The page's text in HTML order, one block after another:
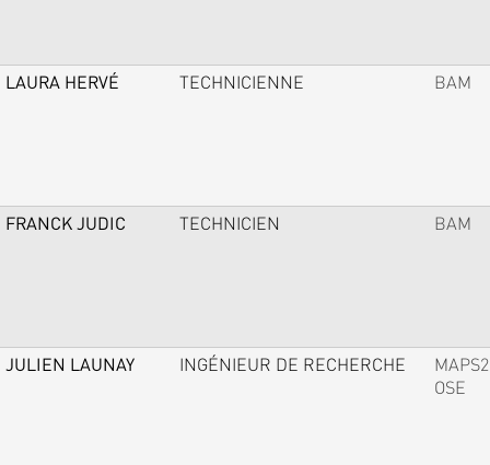
LAURA HERVÉ TECHNICIENNE BAM
FRANCK JUDIC TECHNICIEN BAM
JULIEN LAUNAY INGÉNIEUR DE RECHERCHE
MAPS2
OSE